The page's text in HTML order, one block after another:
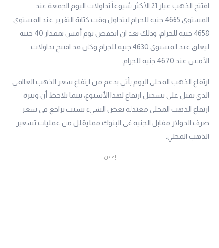
افتتح الذهب عيار 21
الأكثر شيوعاً تداولات اليوم الجمعة عند
المستوى 4665 جنيه للجرام ليتداول وقت كتابة التقرير عند المستوى
4658 جنيه للجرام، وذلك بعد ان انخفض يوم أمس بمقدار 40 جنيه
ليغلق عند المستوى 4630 جنيه للجرام وكان قد افتتح تداولات
الأمس عند 4670 جنيه للجرام.
ارتفاع الذهب المحلي اليوم يأتي بدعم من ارتفاع سعر الذهب العالمي
الذي يقبل على تسجيل ارتفاع لهذا الأسبوع، بينما نلاحظ أن وتيرة
ارتفاع الذهب المحلي معتدلة بعض الشيء بسبب تراجع في سعر
صرف الدولار مقابل الجنيه في البنوك مما يقلل من عمليات تسعير
الذهب المحلي.
إعلان